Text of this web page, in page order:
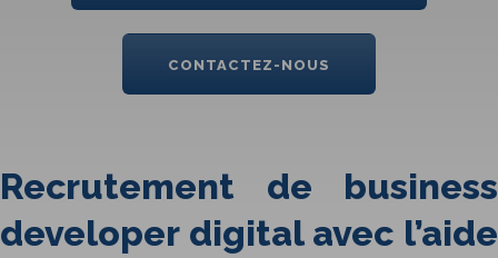
CONTACTEZ-NOUS
Recrutement de business
developer digital avec l’aide